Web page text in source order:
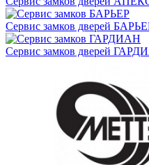
Сервис замков дверей
Сервис замков дверей